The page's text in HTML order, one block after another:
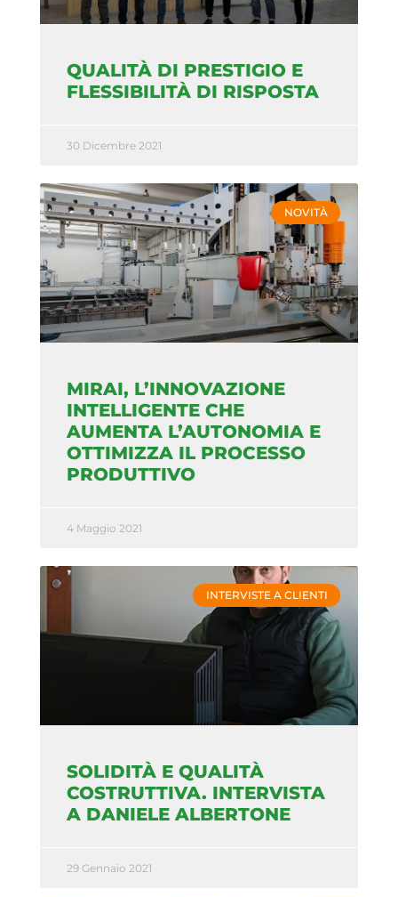
QUALITÀ DI PRESTIGIO E
FLESSIBILITÀ DI RISPOSTA
30 Dicembre 2021
NOVITÀ
MIRAI, L’INNOVAZIONE
INTELLIGENTE CHE
AUMENTA L’AUTONOMIA E
OTTIMIZZA IL PROCESSO
PRODUTTIVO
4 Maggio 2021
INTERVISTE A CLIENTI
SOLIDITÀ E QUALITÀ
COSTRUTTIVA. INTERVISTA
A DANIELE ALBERTONE
29 Gennaio 2021